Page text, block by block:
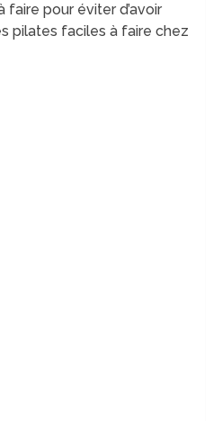
faire pour éviter d’avoir
pilates faciles à faire chez